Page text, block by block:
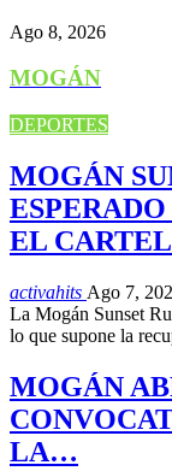
Ago 8, 2026
MOGÁN
DEPORTES
MOGÁN
EL
activahits Ago 7,
La Mogán Sunset
lo que supone la
MOGÁN
LA…